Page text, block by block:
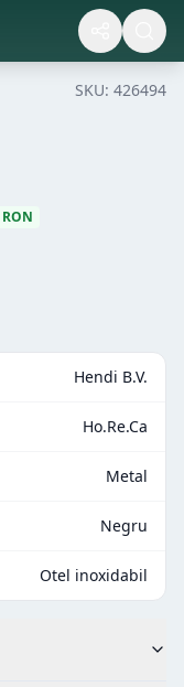
SKU: 426494
RON
Hendi B.V.
Ho.Re.Ca
Metal
Negru
Otel inoxidabil